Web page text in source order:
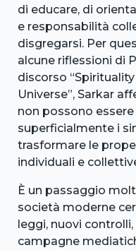
di educare, di
e responsabilità
disgregarsi. Per
alcune riflessioni di
discorso
Universe”, Sarkar
non possono
superficialmente i
trasformare le
individuali e
È un passaggio
società moderne
leggi, nuovi
campagne